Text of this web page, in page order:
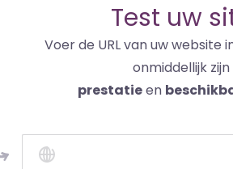
en
internetdiensten
Uptime
is
money
Test uw
Voer de URL van uw website
onmiddellijk zijn
prestatieen